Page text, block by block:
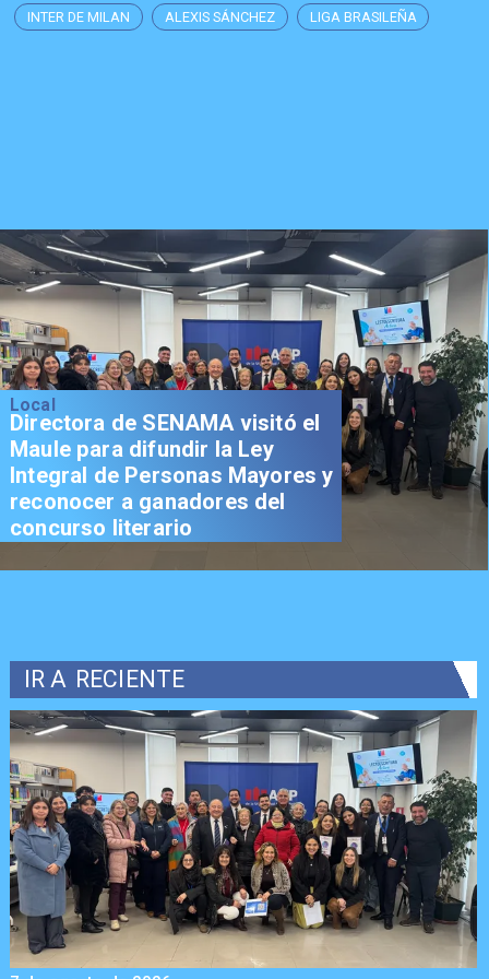
INTER DE MILAN ALEXIS SÁNCHEZ LIGA BRASILEÑA
Local
Directora de SENAMA visitó el
Maule para difundir la Ley
Integral de Personas Mayores y
reconocer a ganadores del
concurso literario
IR A RECIENTE